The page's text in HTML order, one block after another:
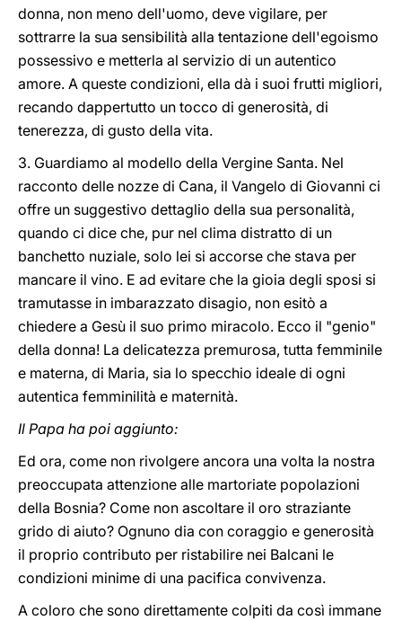
donna, non meno dell'uomo, deve vigilare, per
sottrarre la sua sensibilità alla tentazione dell'egoismo
possessivo e metterla al servizio di un autentico
amore. A queste condizioni, ella dà i suoi frutti migliori,
recando dappertutto un tocco di generosità, di
tenerezza, di gusto della vita.
3. Guardiamo al modello della Vergine Santa. Nel
racconto delle nozze di Cana, il Vangelo di Giovanni ci
offre un suggestivo dettaglio della sua personalità,
quando ci dice che, pur nel clima distratto di un
banchetto nuziale, solo lei si accorse che stava per
mancare il vino. E ad evitare che la gioia degli sposi si
tramutasse in imbarazzato disagio, non esitò a
chiedere a Gesù il suo primo miracolo. Ecco il "genio"
della donna! La delicatezza premurosa, tutta femminile
e materna, di Maria, sia lo specchio ideale di ogni
autentica femminilità e maternità.
Il Papa ha poi aggiunto:
Ed ora, come non rivolgere ancora una volta la nostra
preoccupata attenzione alle martoriate popolazioni
della Bosnia? Come non ascoltare il oro straziante
grido di aiuto? Ognuno dia con coraggio e generosità
il proprio contributo per ristabilire nei Balcani le
condizioni minime di una pacifica convivenza.
A coloro che sono direttamente colpiti da così immane